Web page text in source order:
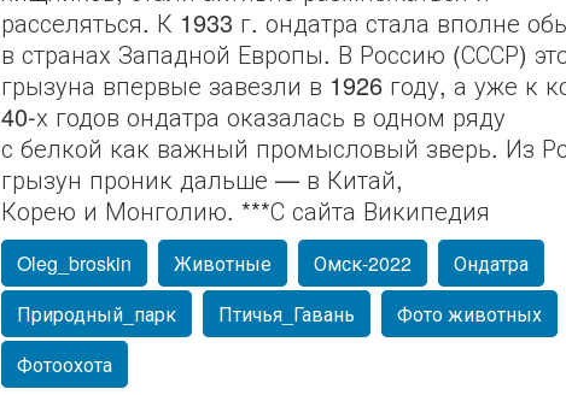
расселяться. К 1933 г. ондатра стала вполне
в странах Западной Европы. В Россию (СССР)
грызуна впервые завезли в 1926 году, а уже к
40-х годов ондатра оказалась в одном ряду
с белкой как важный промысловый зверь. Из
грызун проник дальше — в Китай,
Корею и Монголию. ***С сайта Википедия
Oleg_broskin Животные Омск-2022
Ондатра
Природный_парк
Птичья_Гавань
Фото животных
Фотоохота